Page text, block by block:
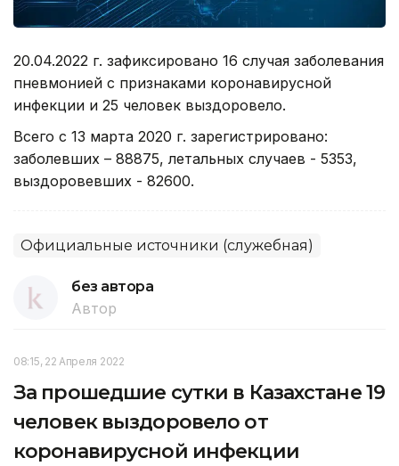
20.04.2022 г. зафиксировано 16 случая заболевания
пневмонией с признаками коронавирусной
инфекции и 25 человек выздоровело.
Всего с 13 марта 2020 г. зарегистрировано:
заболевших – 88875, летальных случаев - 5353,
выздоровевших - 82600.
Официальные источники (служебная)
без автора
Автор
08:15, 22 Апреля 2022
За прошедшие сутки в Казахстане 19
человек выздоровело от
коронавирусной инфекции